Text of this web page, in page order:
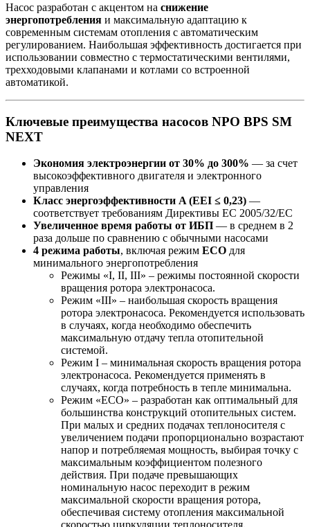
Насос разработан с акцентом на снижение
энергопотребления и максимальную адаптацию к
современным системам отопления с автоматическим
регулированием. Наибольшая эффективность достигается при
использовании совместно с термостатическими вентилями,
трехходовыми клапанами и котлами со встроенной
автоматикой.
Ключевые преимущества насосов NPO BPS SM
NEXT
Экономия электроэнергии от 30% до 300% — за счет
высокоэффективного двигателя и электронного
управления
Класс энергоэффективности A (EEI ≤ 0,23) —
соответствует требованиям Директивы ЕС 2005/32/EC
Увеличенное время работы от ИБП — в среднем в 2
раза дольше по сравнению с обычными насосами
4 режима работы, включая режим ECO для
минимального энергопотребления
Режимы «I, II, III» – режимы постоянной скорости
вращения ротора электронасоса.
Режим «III» – наибольшая скорость вращения
ротора электронасоса. Рекомендуется использовать
в случаях, когда необходимо обеспечить
максимальную отдачу тепла отопительной
системой.
Режим I – минимальная скорость вращения ротора
электронасоса. Рекомендуется применять в
случаях, когда потребность в тепле минимальна.
Режим «ECO» – разработан как оптимальный для
большинства конструкций отопительных систем.
При малых и средних подачах теплоносителя с
увеличением подачи пропорционально возрастают
напор и потребляемая мощность, выбирая точку с
максимальным коэффициентом полезного
действия. При подаче превышающих
номинальную насос переходит в режим
максимальной скорости вращения ротора,
обеспечивая систему отопления максимальной